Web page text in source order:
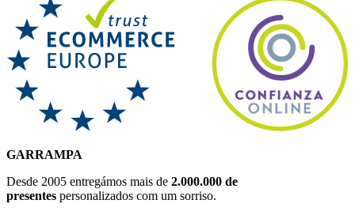
GARRAMPA
Desde 2005 entregámos mais de 2.000.000 de
presentes personalizados com um sorriso.